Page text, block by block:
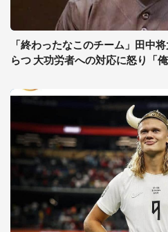
「終わったなこのチーム」田中
らつ 大功労者への対応に怒り「